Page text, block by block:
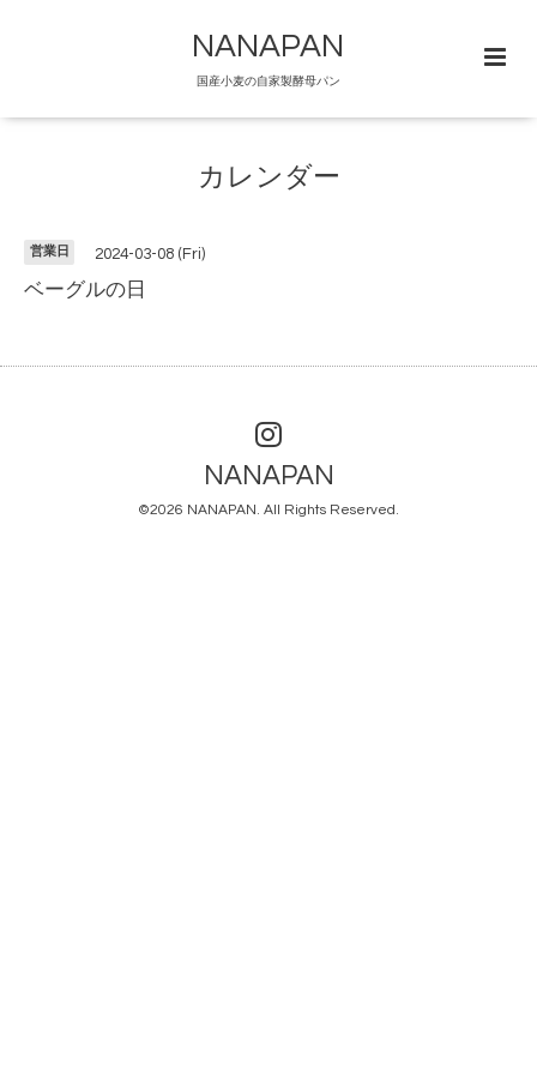
NANAPAN
国産小麦の自家製酵母パン
カレンダー
営業日 2024-03-08 (Fri)
ベーグルの日
NANAPAN
©2026 NANAPAN. All Rights Reserved.